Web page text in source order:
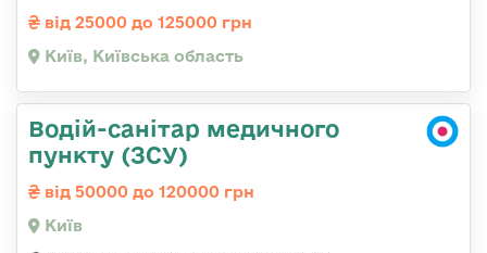
від 25000 до 125000 грн
Київ, Київська область
Водій-санітар медичного
пункту (ЗСУ)
від 50000 до 120000 грн
Київ